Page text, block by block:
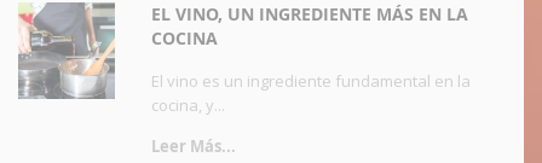
EL VINO, UN INGREDIENTE MÁS EN LA
COCINA
El vino es un ingrediente fundamental en la
cocina, y...
Leer Más...